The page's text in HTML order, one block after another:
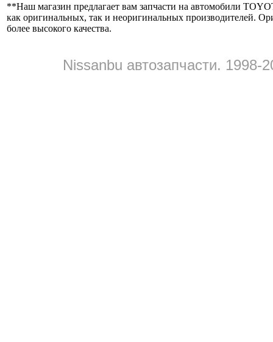
**Наш магазин предлагает вам запчасти на автомобили
как оригинальных, так и неоригинальных производителей.
более высокого качества.
Nissanbu автозапчасти. 1998-